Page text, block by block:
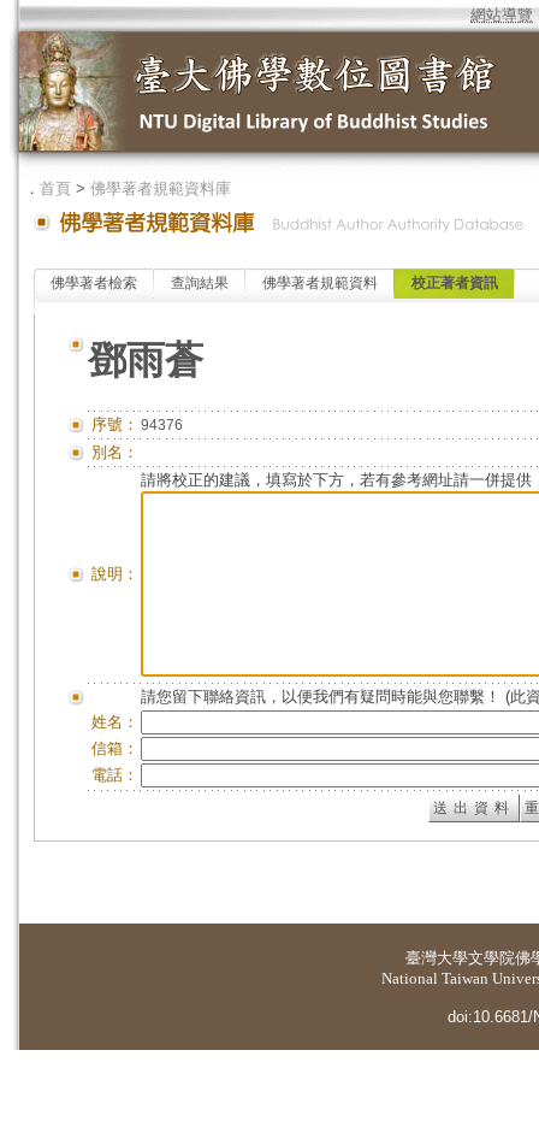
網站導覽
． 首頁 > 佛學著者規範資料庫
佛學著者檢索 查詢結果 佛學著者規範資料 校正著者資訊
鄧雨蒼
序號： 94376
別名：
說明：
請將校正的建議，填寫於下方，若有參考網址請一併提供
請您留下聯絡資訊，以便我們有疑問時能與您聯繫！ (此
姓名：
信箱：
電話：
臺灣大學文學院佛
National Taiwan
doi:10.6681/